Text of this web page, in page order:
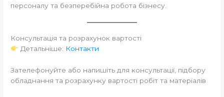
персоналу та безперебійна робота бізнесу.
Консультація та розрахунок вартості
Детальніше: Контакти
Зателефонуйте або напишіть для консультації, підбору
обладнання та розрахунку вартості робіт та матеріалів